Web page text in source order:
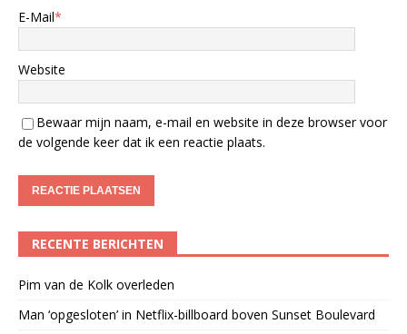
E-Mail*
Website
Bewaar mijn naam, e-mail en website in deze browser voor
de volgende keer dat ik een reactie plaats.
RECENTE BERICHTEN
Pim van de Kolk overleden
Man ‘opgesloten’ in Netflix-billboard boven Sunset Boulevard